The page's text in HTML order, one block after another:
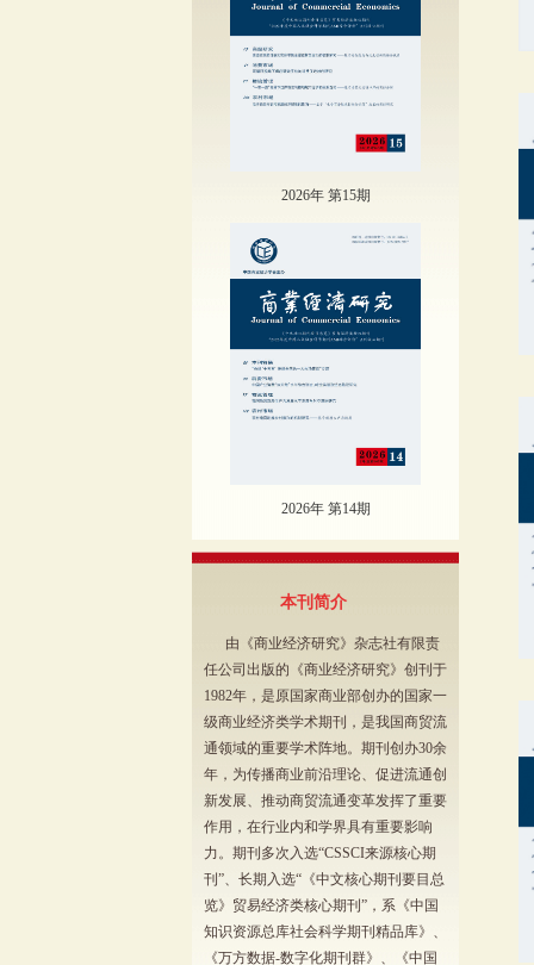
2026年 第15期
2026年 第14期
本刊简介
由《商业经济研究》杂志社有限责
任公司出版的《商业经济研究》创刊于
1982年，是原国家商业部创办的国家一
级商业经济类学术期刊，是我国商贸流
通领域的重要学术阵地。期刊创办30余
年，为传播商业前沿理论、促进流通创
新发展、推动商贸流通变革发挥了重要
作用，在行业内和学界具有重要影响
力。期刊多次入选“CSSCI来源核心期
刊”、长期入选“《中文核心期刊要目总
览》贸易经济类核心期刊”，系《中国
知识资源总库社会科学期刊精品库》、
《万方数据-数字化期刊群》、《中国